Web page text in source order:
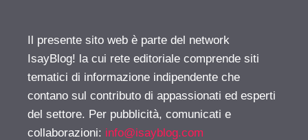
Il presente sito web è parte del network
IsayBlog! la cui rete editoriale comprende siti
tematici di informazione indipendente che
contano sul contributo di appassionati ed esperti
del settore. Per pubblicità, comunicati e
collaborazioni: info@isayblog.com